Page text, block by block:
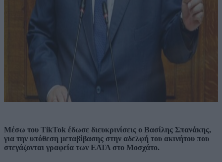
Μέσω του TikTok έδωσε διευκρινίσεις ο Βασίλης Σπανάκης,
για την υπόθεση μεταβίβασης στην αδελφή του ακινήτου που
στεγάζονται γραφεία των ΕΛΤΑ στο Μοσχάτο.